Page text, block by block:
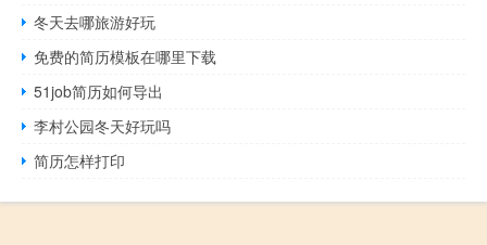
冬天去哪旅游好玩
免费的简历模板在哪里下载
51job简历如何导出
李村公园冬天好玩吗
简历怎样打印